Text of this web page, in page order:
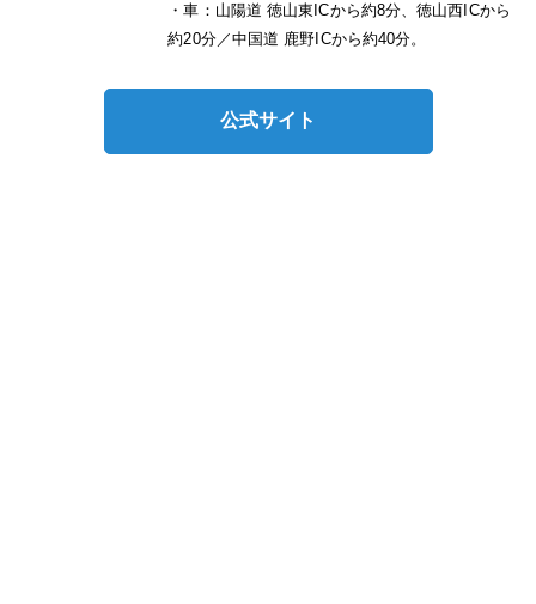
・車：山陽道 徳山東ICから約8分、徳山西ICから
約20分／中国道 鹿野ICから約40分。
南市美術博物館横など臨時駐車場や、駅方面の有
料駐車場を利用。混雑時は公共交通機関の利用が
おすすめです。
公式サイト